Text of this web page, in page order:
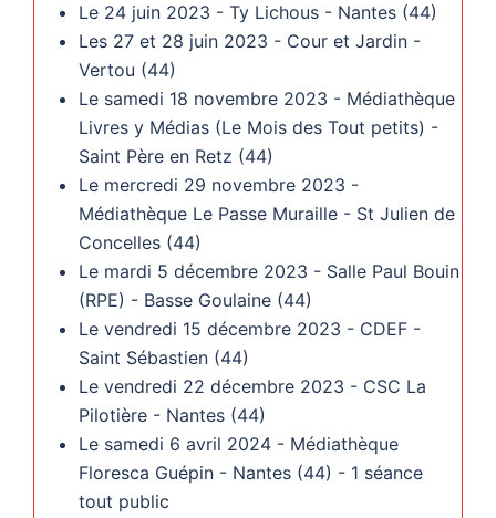
Le 24 juin 2023 - Ty Lichous - Nantes (44)
Les 27 et 28 juin 2023 - Cour et Jardin -
Vertou (44)
Le samedi 18 novembre 2023 - Médiathèque
Livres y Médias (Le Mois des Tout petits) -
Saint Père en Retz (44)
Le mercredi 29 novembre 2023 -
Médiathèque Le Passe Muraille - St Julien de
Concelles (44)
Le mardi 5 décembre 2023 - Salle Paul Bouin
(RPE) - Basse Goulaine (44)
Le vendredi 15 décembre 2023 - CDEF -
Saint Sébastien (44)
Le vendredi 22 décembre 2023 - CSC La
Pilotière - Nantes (44)
Le samedi 6 avril 2024 - Médiathèque
Floresca Guépin - Nantes (44) - 1 séance
tout public